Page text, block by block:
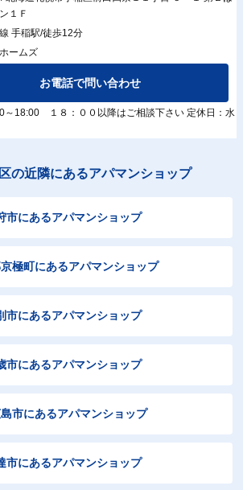
１Ｆ
手稲駅/徒歩12分
ームズ
お電話で問い合わせ
～18:00 １８：００以降はご相談下さい 定休日：水
の近隣にあるアパマンショップ
市にあるアパマンショップ
極町にあるアパマンショップ
市にあるアパマンショップ
市にあるアパマンショップ
市にあるアパマンショップ
市にあるアパマンショップ